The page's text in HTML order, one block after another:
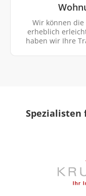
Wir können
erheblich
haben wir Ihre
Spezialisten